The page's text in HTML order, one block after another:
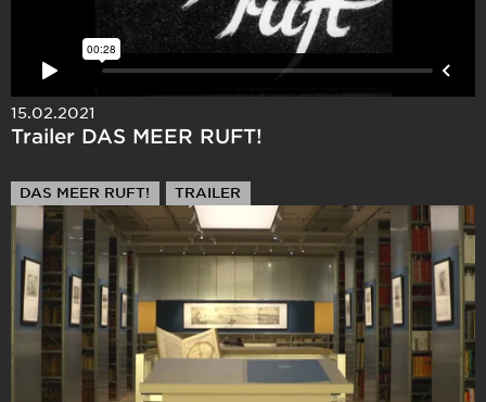
15.02.2021
Trailer DAS MEER RUFT!
DAS MEER RUFT! TRAILER